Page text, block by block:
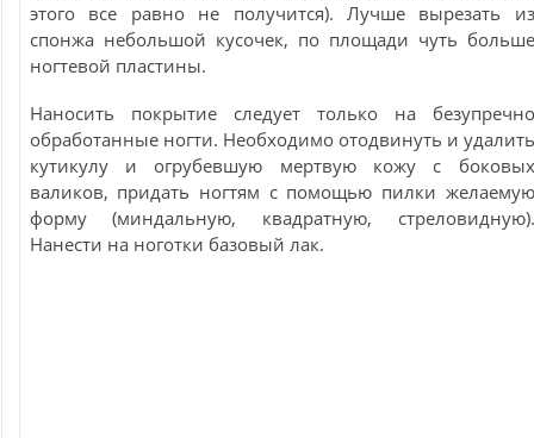
этого все равно не получится). Лучше вырезать из
спонжа небольшой кусочек, по площади чуть больше
ногтевой пластины.
Наносить покрытие следует только на безупречно
обработанные ногти. Необходимо отодвинуть и удалить
кутикулу и огрубевшую мертвую кожу с боковых
валиков, придать ногтям с помощью пилки желаемую
форму (миндальную, квадратную, стреловидную).
Нанести на ноготки базовый лак.